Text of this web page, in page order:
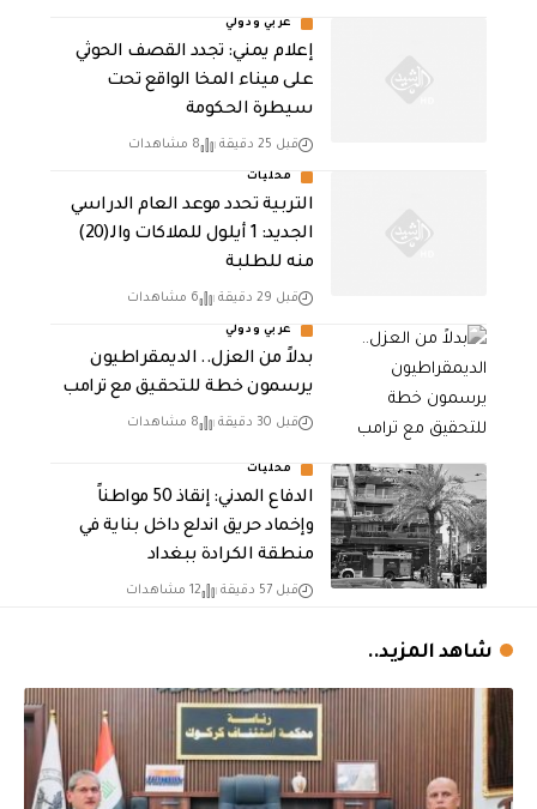
عربي ودولي
إعلام يمني: تجدد القصف الحوثي
على ميناء المخا الواقع تحت
سيطرة الحكومة
قبل 25 دقيقة 8 مشاهدات
محليات
التربية تحدد موعد العام الدراسي
الجديد: 1 أيلول للملاكات والـ(20)
منه للطلبة
قبل 29 دقيقة 6 مشاهدات
عربي ودولي
بدلاً من العزل.. الديمقراطيون
يرسمون خطة للتحقيق مع ترامب
قبل 30 دقيقة 8 مشاهدات
محليات
الدفاع المدني: إنقاذ 50 مواطناً
وإخماد حريق اندلع داخل بناية في
منطقة الكرادة ببغداد
قبل 57 دقيقة 12 مشاهدات
شاهد المزيد..